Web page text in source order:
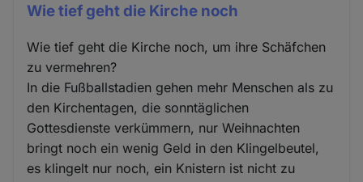
Wie tief geht die Kirche noch
Wie tief geht die Kirche noch, um ihre Schäfchen
zu vermehren?
In die Fußballstadien gehen mehr Menschen als zu
den Kirchentagen, die sonntäglichen
Gottesdienste verkümmern, nur Weihnachten
bringt noch ein wenig Geld in den Klingelbeutel,
es klingelt nur noch, ein Knistern ist nicht zu